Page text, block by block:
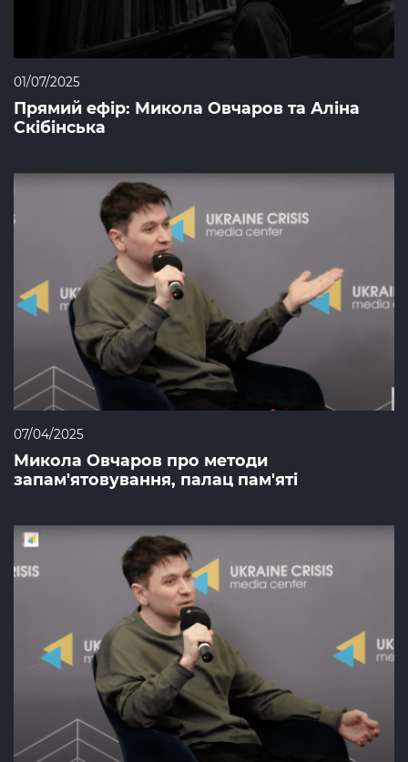
01/07/2025
Прямий ефір: Микола Овчаров та Аліна
Скібінська
07/04/2025
Микола Овчаров про методи
запам'ятовування, палац пам'яті